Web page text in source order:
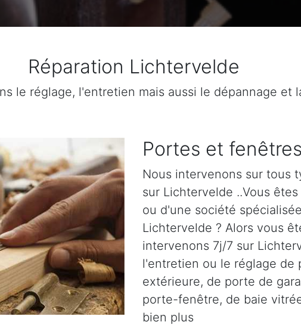
Réparation Lichtervelde
le réglage, l'entretien mais aussi le dépannage et
Portes et fenêtres
Nous intervenons sur tous
sur Lichtervelde ..Vous
ou d'une société
Lichtervelde ? Alors vous
intervenons 7j/7 sur
l'entretien ou le réglage
extérieure, de porte de
porte-fenêtre, de baie
bien plus